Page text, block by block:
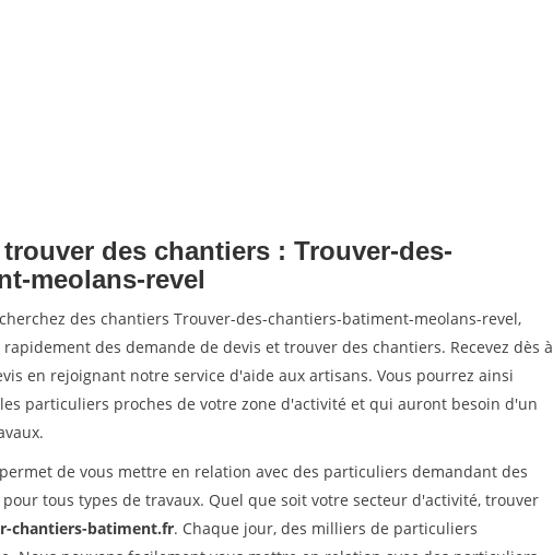
des chantiers : Trouver-des-
meolans-revel
des chantiers Trouver-des-chantiers-batiment-meolans-revel,
des demande de devis et trouver des chantiers. Recevez dès à
en rejoignant notre service d'aide aux artisans. Vous pourrez ainsi
particuliers proches de votre zone d'activité et qui auront besoin d'un
de vous mettre en relation avec des particuliers demandant des
tous types de travaux. Quel que soit votre secteur d'activité, trouver
chantiers-batiment.fr. Chaque jour, des milliers de particuliers